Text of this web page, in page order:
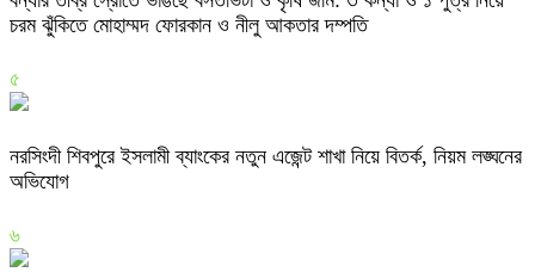
চরম ঝুঁকিতে মোহাম্মদ ফোরকান ও নীলু আকতার দম্পতি
৫
নরসিংদী শিবপুরে ইসলামী ব্যাংকের নতুন এজেন্ট শাখা নিয়ে বিতর্ক, নিয়ম লঙ্ঘনের
অভিযোগ
৬